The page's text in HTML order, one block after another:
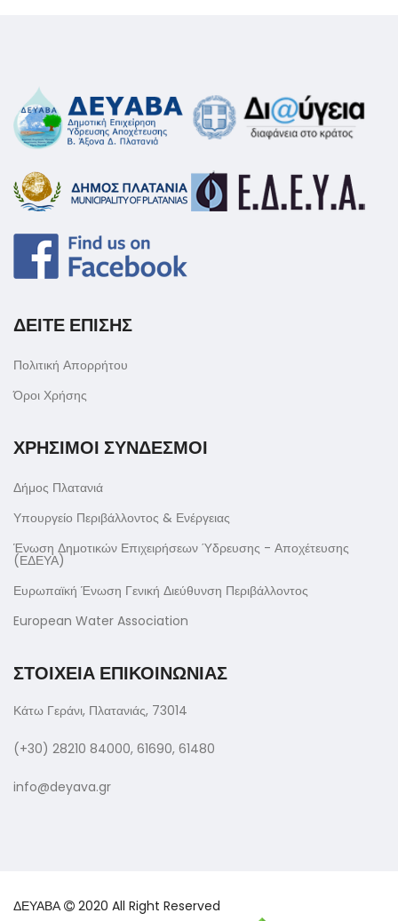
ΔΕΙΤΕ ΕΠΙΣΗΣ
Πολιτική Απορρήτου
Όροι Χρήσης
ΧΡΗΣΙΜΟΙ ΣΥΝΔΕΣΜΟΙ
Δήμος Πλατανιά
Υπουργείο Περιβάλλοντος & Ενέργειας
Ένωση Δημοτικών Επιχειρήσεων Ύδρευσης - Αποχέτευσης
(ΕΔΕΥΑ)
Ευρωπαϊκή Ένωση Γενική Διεύθυνση Περιβάλλοντος
European Water Association
ΣΤΟΙΧΕΙΑ ΕΠΙΚΟΙΝΩΝΙΑΣ
Κάτω Γεράνι, Πλατανιάς, 73014
(+30) 28210 84000, 61690, 61480
info@deyava.gr
ΔΕΥΑΒΑ 2020 All Right Reserved